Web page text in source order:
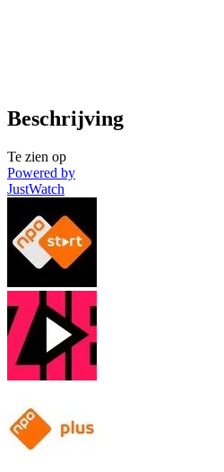
Beschrijving
Te zien op
Powered by
JustWatch